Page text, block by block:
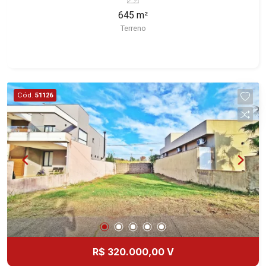
imóvel que a Martinelli Imobiliária selecionou
fechado - Portaria 24hr Martinelli Imobiliária -
de casas térreas, sobrados e terrenos nos mais
desejados condomínios da Zona Sul, conhecidos
por sua segurança, infraestrutura completa e
qualidade de vida incomparável. Atuamos nos
empreendimentos de maior prestígio da região,
incluindo: Reserva Santa Luisa, Buganville, Jardim
Olhos D`Água, Borda do Parque, Borda da Mata,
Bela Vista, Terras Alpha, Alphaville I, II e III,
Jardim Nova Aliança Sul, Alto do Vale, Colina do
Golfe, Terras de Florença, Terras de Siena, Quinta
dos Ventos, Buona Vitta Ribeirão, Ipê Rosa, Ipê
Amarelo, Ipê Roxo, Ipê Branco, Vila Romana,
Reserva Imperial, Quinta da Primavera, Praça das
645 m²
Terreno
Cód. 51126
R$ 320.000,00 V